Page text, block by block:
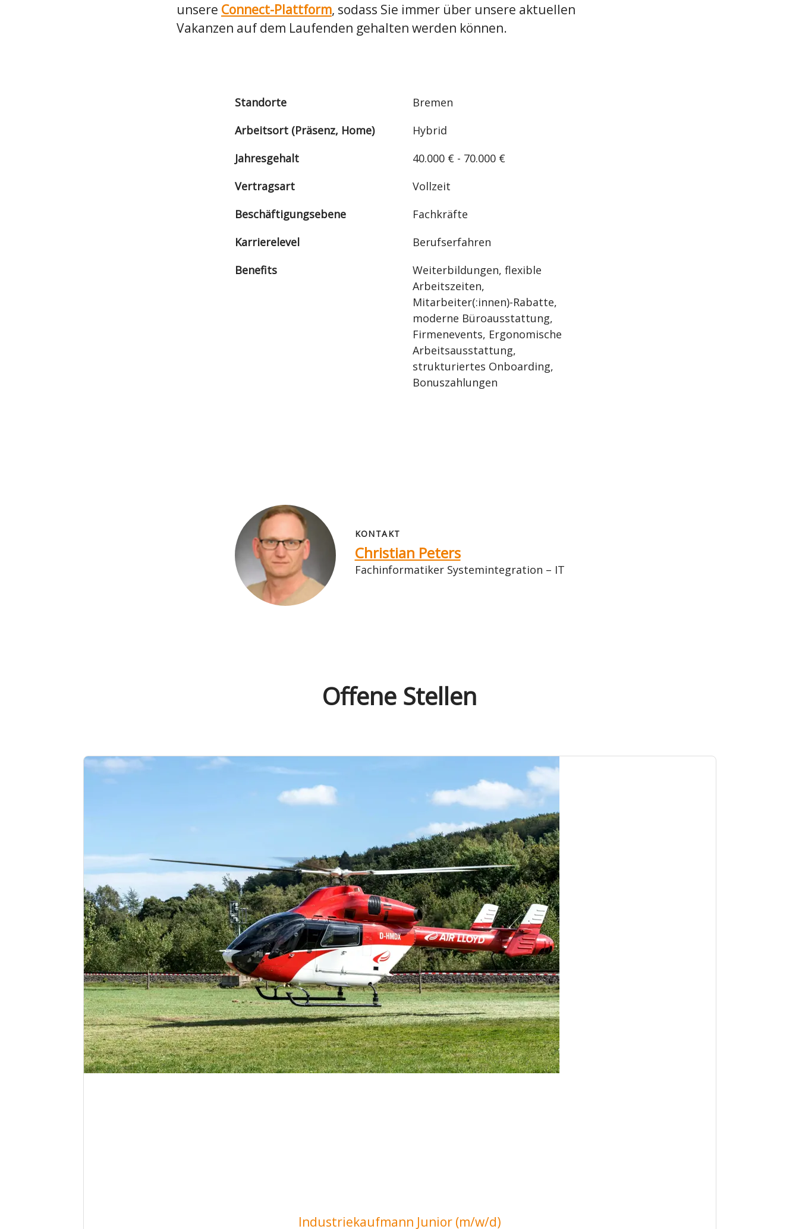
unsere Connect-Plattform, sodass Sie immer über unsere aktuellen
Vakanzen auf dem Laufenden gehalten werden können.
Standorte
Bremen
Arbeitsort (Präsenz, Home)
Hybrid
Jahresgehalt
40.000 € - 70.000 €
Vertragsart
Vollzeit
Beschäftigungsebene
Fachkräfte
Karrierelevel
Berufserfahren
Benefits
Weiterbildungen, flexible
Arbeitszeiten,
Mitarbeiter(:innen)-Rabatte,
moderne Büroausstattung,
Firmenevents, Ergonomische
Arbeitsausstattung,
strukturiertes Onboarding,
Bonuszahlungen
KONTAKT
Christian Peters
Fachinformatiker Systemintegration – IT
Offene Stellen
Industriekaufmann Junior (m/w/d)